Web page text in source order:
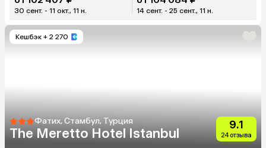
30 сент. - 11 окт., 11 н. 14 сент. - 25 сент., 11 н.
Кешбэк + 2 270
Фатих, Стамбул, Турция
The Meretto Hotel Istanbul
9.1
24 отзыва